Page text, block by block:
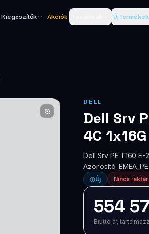
Kiegészítők Akciók Új termékek
DELL
Dell Srv
4C
Dell Srv PE T160 E-
Azonosító:
Új Nincs
554
Bruttó ár,